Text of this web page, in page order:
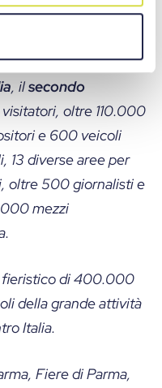
imperdibile per gli
e del camper life
fieristico di
, ilsecondo
oltre 110.000
e 600 veicoli
13 diverse aree per
oltre 500 giornalisti e
mezzi
fieristico di 400.000
della grande attività
Italia.
Fiere di Parma,